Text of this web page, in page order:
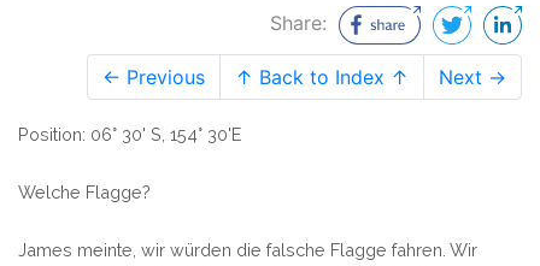
Share:
← Previous ↑ Back to Index ↑ Next →
Position: 06° 30' S, 154° 30'E
Welche Flagge?
James meinte, wir würden die falsche Flagge fahren. Wir